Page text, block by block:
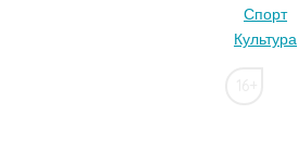
Спорт
Культура